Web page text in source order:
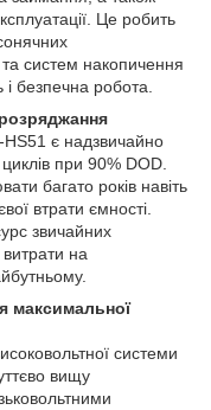
Це робить
систем накопичення
і безпечна робота.
HS51 є надзвичайно
при 90% DOD.
багато років навіть
втрати ємності.
звичайних
витрати на
максимальної
системи
вищу